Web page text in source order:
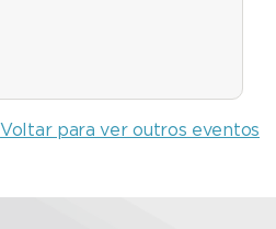
Voltar para ver outros eventos